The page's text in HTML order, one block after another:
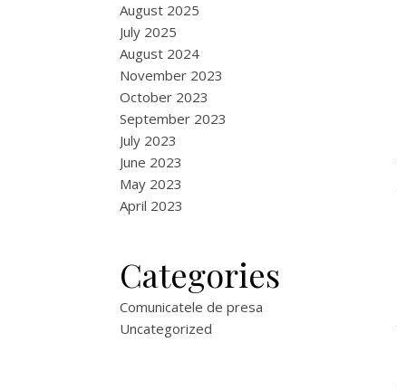
August 2025
July 2025
August 2024
November 2023
October 2023
September 2023
July 2023
June 2023
May 2023
April 2023
Categories
Comunicatele de presa
Uncategorized